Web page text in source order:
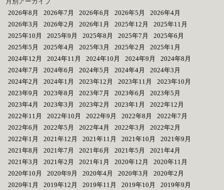
2026年8月
2026年7月 2026年6月 2026年5月
2026年4月
2026年3月
2026年2月 2026年1月 2025年12月
2025年11月
2025年10月
2025年9月 2025年8月 2025年7月
2025年6月
2025年5月
2025年4月 2025年3月 2025年2月
2025年1月
2024年12月
2024年11月 2024年10月 2024年9月
2024年8月
2024年7月
2024年6月 2024年5月 2024年4月
2024年3月
2024年2月
2024年1月 2023年12月 2023年11月
2023年10月
2023年9月
2023年8月 2023年7月 2023年6月
2023年5月
2023年4月
2023年3月 2023年2月 2023年1月
2022年12月
2022年11月
2022年10月 2022年9月 2022年8月
2022年7月
2022年6月
2022年5月 2022年4月 2022年3月
2022年2月
2022年1月
2021年12月 2021年11月 2021年10月
2021年9月
2021年8月
2021年7月 2021年6月 2021年5月
2021年4月
2021年3月
2021年2月 2021年1月 2020年12月
2020年11月
2020年10月
2020年9月 2020年4月 2020年3月
2020年2月
2020年1月
2019年12月 2019年11月 2019年10月
2019年9月